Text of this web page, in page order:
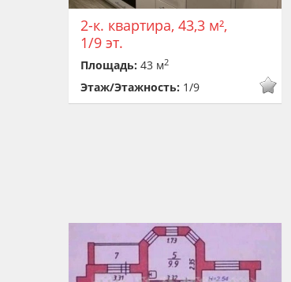
2-к. квартира, 43,3 м²,
1/9 эт.
Площадь: 43 м2
Этаж/Этажность: 1/9